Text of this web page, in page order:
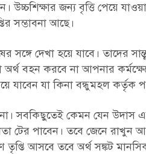
জন্য বৃত্তি পেয়ে
সম্ভাবনা আছে।
দেখা হয়ে যাবে। তাদের
বহন করবে না আপনার
যাবেন যা কিনা বন্ধুমহল কর্তৃক
সবকিছুতেই কেমন যেন উদাস
টের পাবেন। তবে জেনে রাখুন
আসবে তবে অর্থ সঙ্কট